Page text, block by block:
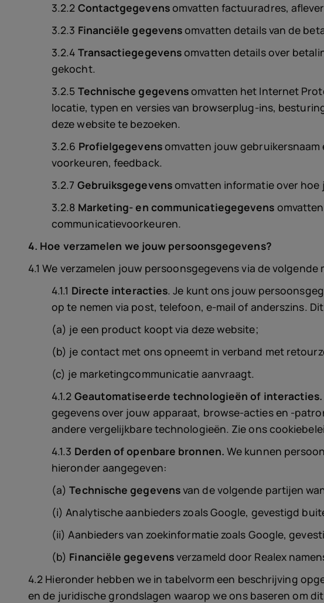
3.2.2 Contactgegevensomvatten factuuradres,
3.2.3 Financiële gegevensomvatten details van de
3.2.4 Transactiegegevensomvatten details over
gekocht.
3.2.5 Technische gegevensomvatten het Internet
locatie, typen en versies van browserplug-ins,
deze website te bezoeken.
3.2.6 Profielgegevensomvatten jouw gebruikersnaam
voorkeuren, feedback.
3.2.7 Gebruiksgegevensomvatten informatie over hoe
3.2.8 Marketing- en communicatiegegevens
communicatievoorkeuren.
4. Hoe verzamelen we jouw persoonsgegevens?
4.1 We verzamelen jouw persoonsgegevens via de volgende
4.1.1 Directe interacties. Je kunt ons jouw
op te nemen via post, telefoon, e-mail of anderszins.
(a) je een product koopt via deze website;
(b) je contact met ons opneemt in verband met
(c) je marketingcommunicatie aanvraagt.
4.1.2 Geautomatiseerde technologieën of interacties.
gegevens over jouw apparaat, browse-acties en -
andere vergelijkbare technologieën. Zie ons
4.1.3 Derden of openbare bronnen. We kunnen
hieronder aangegeven:
(a)Technische gegevensvan de volgende partijen
(i) Analytische aanbieders zoals Google, gevestigd
(ii) Aanbieders van zoekinformatie zoals Google,
(b) Financiële gegevensverzameld door Realex
4.2 Hieronder hebben we in tabelvorm een beschrijving
en de juridische grondslagen waarop we ons baseren om